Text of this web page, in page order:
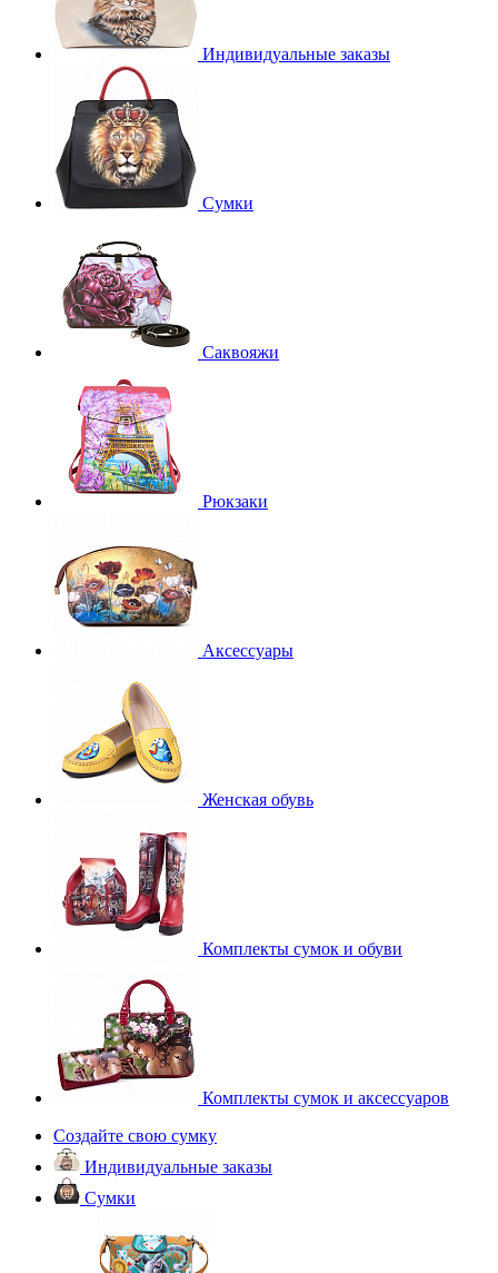
Индивидуальные заказы
Сумки
Саквояжи
Рюкзаки
Аксессуары
Женская обувь
Комплекты сумок и обуви
Комплекты сумок и аксессуаров
Создайте свою сумку
Индивидуальные заказы
Сумки